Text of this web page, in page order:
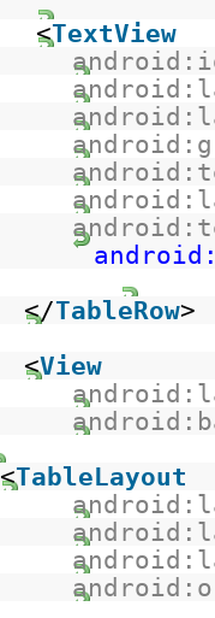
<TextView
</TableRow>
<View
<TableLayout